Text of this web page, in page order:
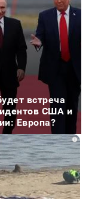
встреча
США и
Европа?
i